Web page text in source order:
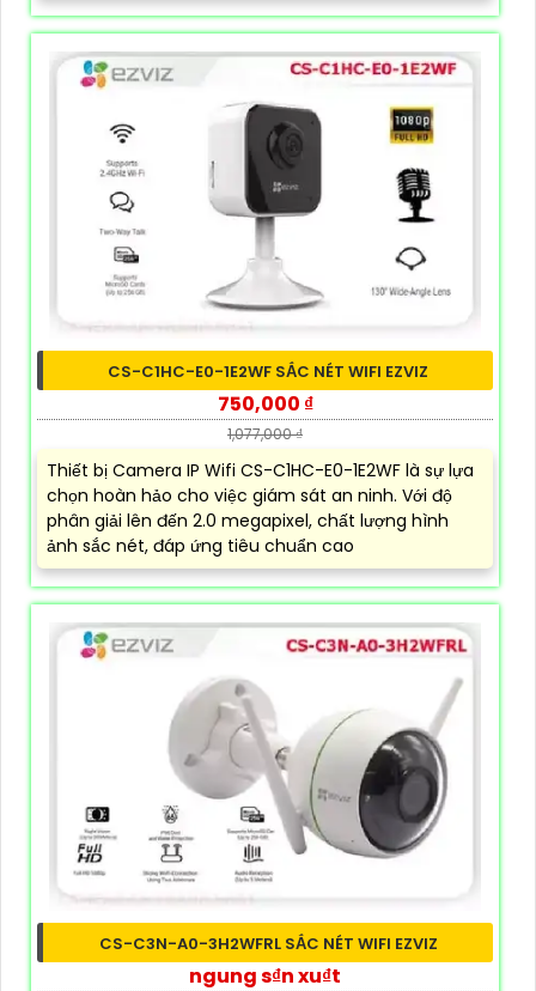
CS-C1HC-E0-1E2WF SẮC NÉT WIFI EZVIZ
750,000 ₫
1,077,000 ₫
Thiết bị Camera IP Wifi CS-C1HC-E0-1E2WF là sự lựa
chọn hoàn hảo cho việc giám sát an ninh. Với độ
phân giải lên đến 2.0 megapixel, chất lượng hình
ảnh sắc nét, đáp ứng tiêu chuẩn cao
CS-C3N-A0-3H2WFRL SẮC NÉT WIFI EZVIZ
ngung s₫n xu₫t